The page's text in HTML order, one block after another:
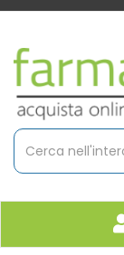
Passa
contenuto
principale
Farmacia
Massaro
Cerca
Prodotto